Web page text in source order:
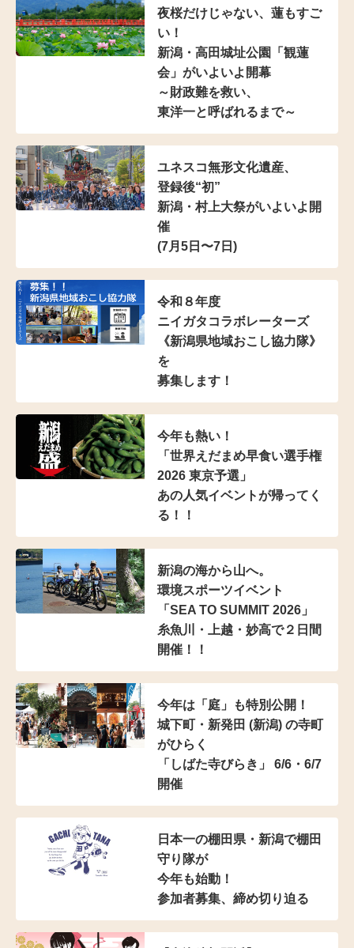
夜桜だけじゃない、蓮もすご
い！
新潟・高田城址公園「観蓮
会」がいよいよ開幕
～財政難を救い、
東洋一と呼ばれるまで～
ユネスコ無形文化遺産、
登録後“初”
新潟・村上大祭がいよいよ開
催
(7月5日〜7日)
令和８年度
ニイガタコラボレーターズ
《新潟県地域おこし協力隊》
を
募集します！
今年も熱い！
「世界えだまめ早食い選手権
2026 東京予選」
あの人気イベントが帰ってく
る！！
新潟の海から山へ。
環境スポーツイベント
「SEA TO SUMMIT 2026」
糸魚川・上越・妙高で２日間
開催！！
今年は「庭」も特別公開！
城下町・新発田 (新潟) の寺町
がひらく
「しばた寺びらき」 6/6・6/7
開催
日本一の棚田県・新潟で棚田
守り隊が
今年も始動！
参加者募集、締め切り迫る